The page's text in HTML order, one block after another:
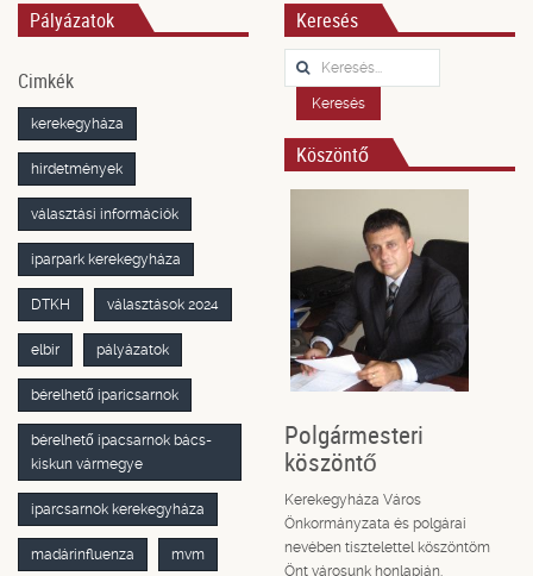
Pályázatok
Cimkék
kerekegyháza
hirdetmények
választási információk
iparpark kerekegyháza
DTKH választások 2024
elbir pályázatok
bérelhető iparicsarnok
bérelhető ipacsarnok bács-
kiskun vármegye
iparcsarnok kerekegyháza
madárinfluenza mvm
Keresés
Keresés...
Keresés
Köszöntő
Polgármesteri
köszöntő
Kerekegyháza Város
Önkormányzata és polgárai
nevében tisztelettel köszöntöm
Önt városunk honlapján.